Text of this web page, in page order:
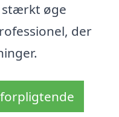
stærkt øge
der